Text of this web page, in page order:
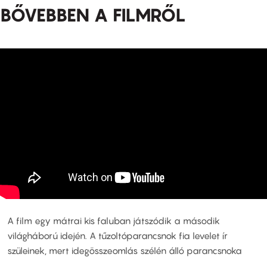
BŐVEBBEN A FILMRŐL
A film egy mátrai kis faluban játszódik a második
világháború idején. A tűzoltóparancsnok fia levelet ír
szüleinek, mert idegösszeomlás szélén álló parancsnoka